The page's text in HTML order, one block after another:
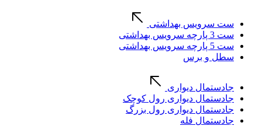
ست سرویس بهداشتی
ست 3 پارچه سرویس بهداشتی
ست 5 پارچه سرویس بهداشتی
سطل و برس
جادستمال دیواری
جادستمال دیواری رول کوچک
جادستمال دیواری رول بزرگ
جادستمال فله